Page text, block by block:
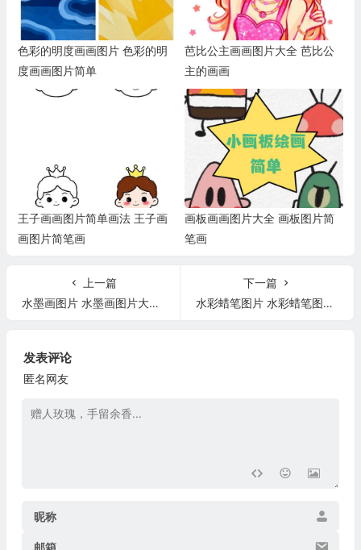
色彩的明度画画图片 色彩的明
度画画图片简单
芭比公主画画图片大全 芭比公
主的画画
王子画画图片简单画法 王子画
画图片简笔画
画板画画图片大全 画板图片简
笔画
上一篇
水墨画图片 水墨画图片大全高清图片
下一篇
水彩蜡笔图片 水彩蜡笔图片素材
发表评论
匿名网友
昵称
邮箱